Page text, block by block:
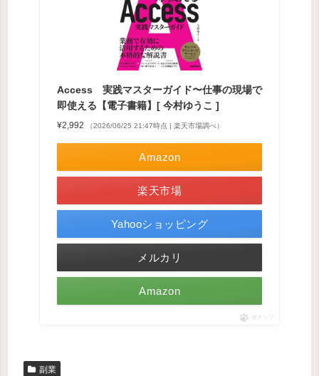
Access 実践マスターガイド〜仕事の現場で
即使える【電子書籍】[ 今村ゆうこ ]
¥2,992 （2026/06/25 21:47時点 | 楽天市場調べ）
Amazon
楽天市場
Yahooショッピング
メルカリ
Amazon
ポチップ
副業